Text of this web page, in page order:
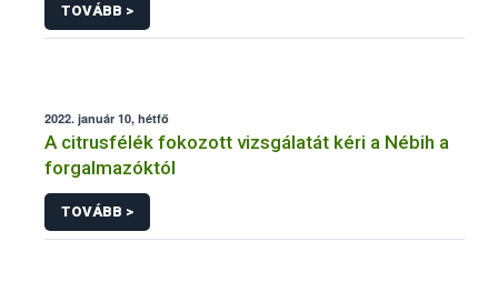
TOVÁBB >
2022. január 10, hétfő
A citrusfélék fokozott vizsgálatát kéri a Nébih a
forgalmazóktól
TOVÁBB >